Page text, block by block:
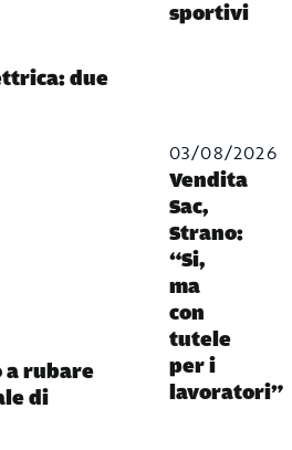
due
a rubare
di
sportivi
03/08/2026
Vendita
Sac,
Strano:
“Si,
ma
con
tutele
per i
lavoratori”